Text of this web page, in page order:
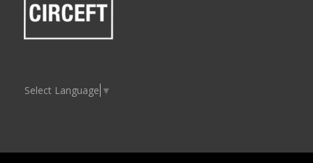
Select Language ▼